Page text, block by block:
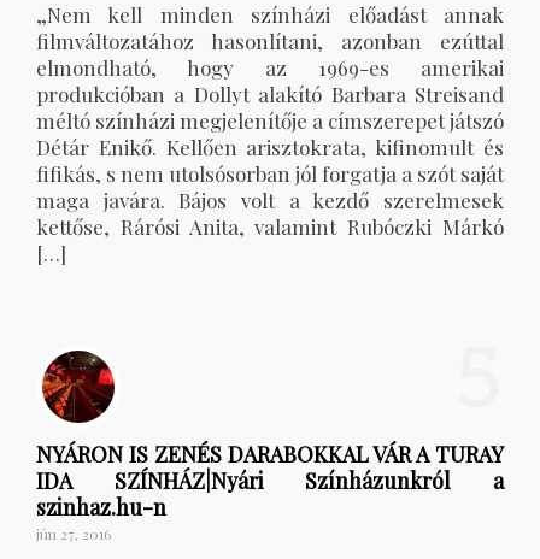
„Nem kell minden színházi előadást annak
filmváltozatához hasonlítani, azonban ezúttal
elmondható, hogy az 1969-es amerikai
produkcióban a Dollyt alakító Barbara Streisand
méltó színházi megjelenítője a címszerepet játszó
Détár Enikő. Kellően arisztokrata, kifinomult és
fifikás, s nem utolsósorban jól forgatja a szót saját
maga javára. Bájos volt a kezdő szerelmesek
kettőse, Rárósi Anita, valamint Rubóczki Márkó
[…]
NYÁRON IS ZENÉS DARABOKKAL VÁR A TURAY
IDA SZÍNHÁZ|Nyári Színházunkról a
szinhaz.hu-n
jún 27, 2016